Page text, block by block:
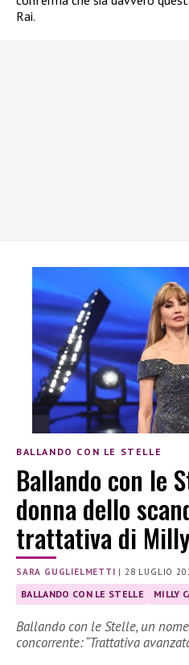
Rai.
BALLANDO CON LE STELLE
Ballando con le
donna dello
trattativa di
SARA GUGLIELMETTI |28 LUGLIO
BALLANDO CON LE STELLE MILLY
Ballando con le Stelle, un
concorrente: “Trattativa